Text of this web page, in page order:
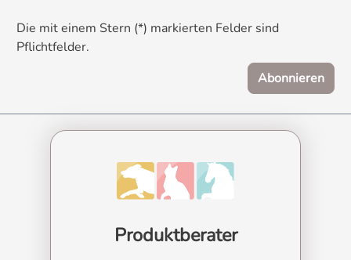
Die mit einem Stern (*) markierten Felder sind
Pflichtfelder.
Abonnieren
Produktberater